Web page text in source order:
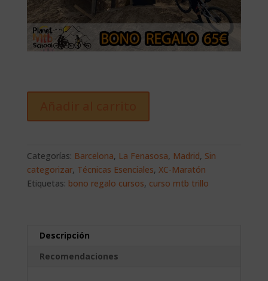
Categorías: Barcelona, La Fenasosa, Madrid, Sin
categorizar, Técnicas Esenciales, XC-Maratón
Etiquetas: bono regalo cursos, curso mtb trillo
Descripción
Recomendaciones